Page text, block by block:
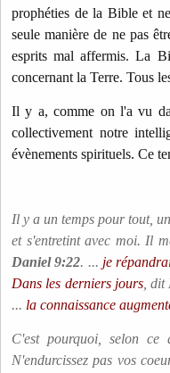
prophéties de la Bible et
seule manière de ne pas
esprits mal affermis. La
concernant la Terre. Tous
Il y a, comme on l'a vu
collectivement notre
évènements spirituels. Ce
Il y a un temps pour tout,
et s'entretint avec moi. Il
Daniel 9:22. ... je
Dans les derniers jours, dit
... la connaissance
C'est pourquoi, selon
N'endurcissez pas vos